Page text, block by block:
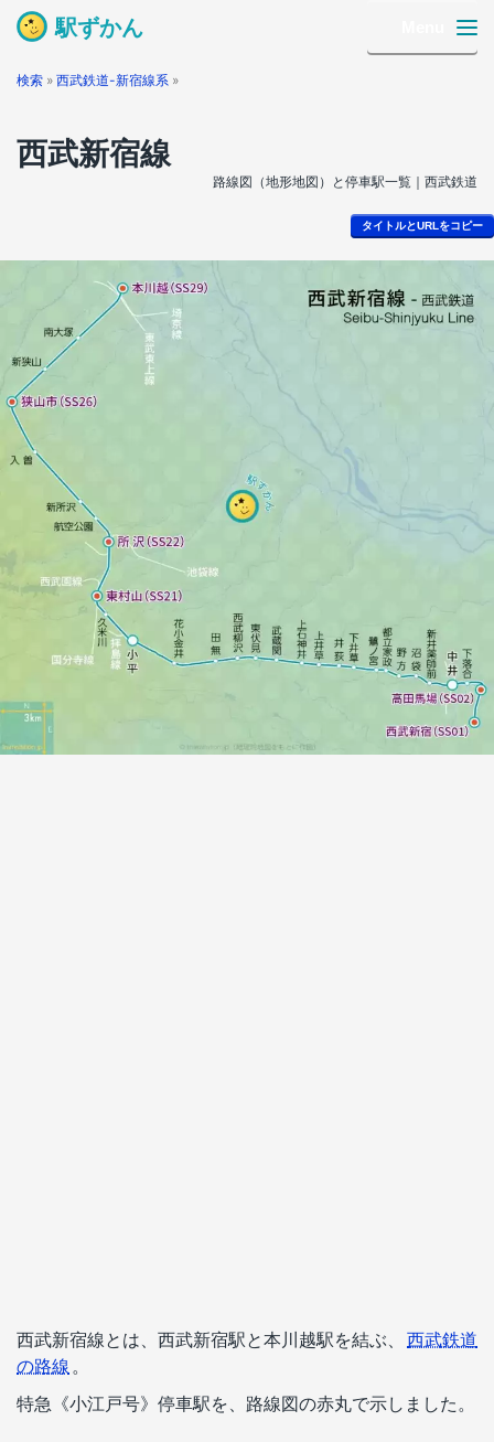
駅ずかん
検索 » 西武鉄道-新宿線系 »
西武新宿線
路線図（地形地図）と停車駅一覧｜西武鉄道
タイトルとURLをコピー
西武新宿線とは、西武新宿駅と本川越駅を結ぶ、 西武鉄道
の路線 。
特急《小江戸号》停車駅を、路線図の赤丸で示しました。